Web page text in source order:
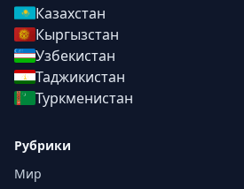
Казахстан
Кыргызстан
Узбекистан
Таджикистан
Туркменистан
Рубрики
Мир